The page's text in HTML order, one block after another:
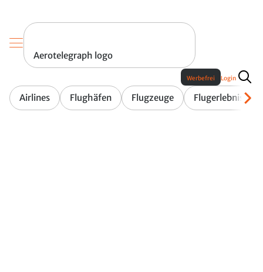
Aerotelegraph logo
Airlines Flughäfen Flugzeuge Flugerlebnis
Werbefrei Login